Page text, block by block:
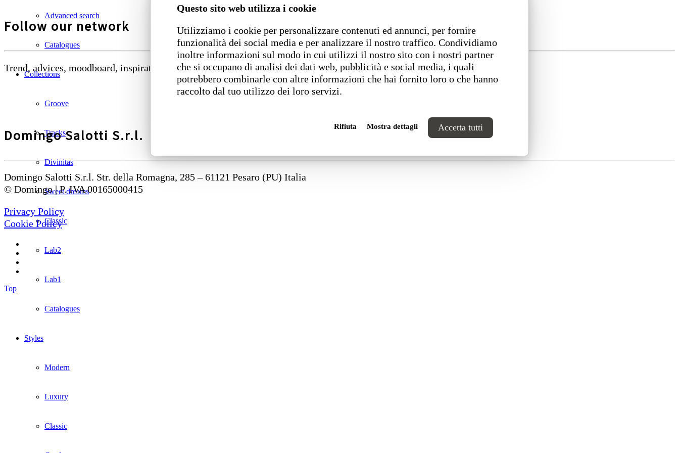
Questo sito web utilizza i cookie
Utilizziamo i cookie per personalizzare contenuti ed annunci, per fornire
funzionalità dei social media e per analizzare il nostro traffico. Condividiamo
inoltre informazioni sul modo in cui utilizzi il nostro sito con i nostri partner
che si occupano di analisi dei dati web, pubblicità e social media, i quali
potrebbero combinarle con altre informazioni che hai fornito loro o che hanno
raccolto dal tuo utilizzo dei loro servizi.
Rifiuta Mostra dettagli Accetta tutti
Advanced search
Catalogues
Collections
Groove
Tracks
Divinitas
Sweet dreams
Classic
Lab2
Lab1
Catalogues
Styles
Modern
Luxury
Classic
Follow our network
Trend, advices, moodboard, inspirations, news from Domingo world to share with you
Domingo Salotti S.r.l.
Domingo Salotti S.r.l. Str. della Romagna, 285 – 61121 Pesaro (PU) Italia
© Domingo | P. IVA 00165000415
Privacy Policy
Cookie Policy
Top